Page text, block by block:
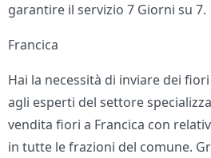
garantire il servizio 7 Giorni su 7.
Francica
Hai la necessità di inviare dei
agli esperti del settore
vendita fiori a Francica con
in tutte le frazioni del comune.